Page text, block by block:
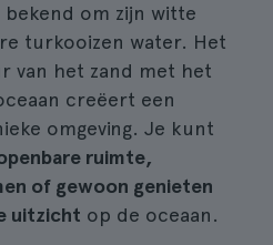
bekend om zijn witte
turkooizen water. Het
van het zand met het
creëert een
omgeving. Je kunt
ruimte,
of gewoon genieten
uitzicht op de oceaan.